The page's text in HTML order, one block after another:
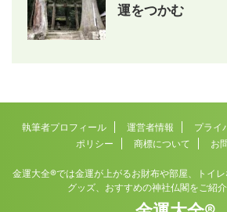
運をつかむ
執筆者プロフィール 運営者情報 プライ
ポリシー
商標について お
金運大全®では金運が上がるお財布や部屋、トイ
グッズ、おすすめの神社仏閣をご紹介